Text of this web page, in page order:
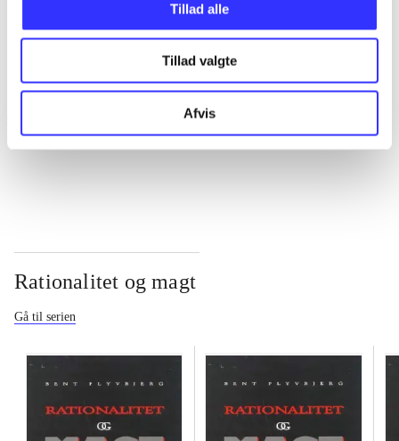
Tillad alle
Tillad valgte
Afvis
...
...
Rationalitet og magt
Gå til serien